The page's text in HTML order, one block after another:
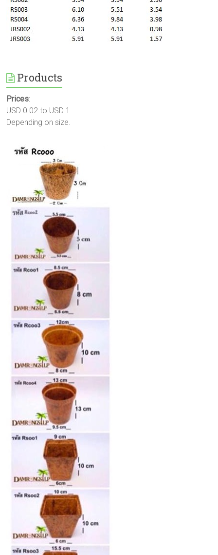
Products
Prices:
USD 0.02 to USD 1
Depending on size.